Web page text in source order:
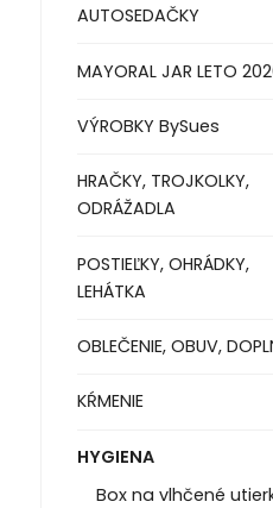
AUTOSEDAČKY
MAYORAL JAR LETO
VÝROBKY BySues
HRAČKY, TROJKOLKY,
ODRÁŽADLA
POSTIEĽKY, OHRÁDKY,
LEHÁTKA
OBLEČENIE, OBUV,
KŔMENIE
HYGIENA
Box na vlhčené